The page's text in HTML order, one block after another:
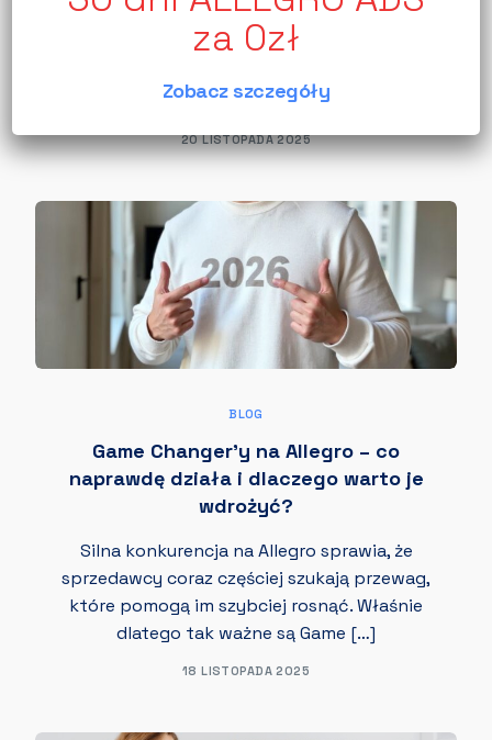
W gąszczu ponad 200 milionów ofert na
Allegro, przebicie się ze swoim produktem do
Wyróżnienia Allegro to jedno […]
20 LISTOPADA 2025
BLOG
Game Changer’y na Allegro – co
naprawdę działa i dlaczego warto je
wdrożyć?
Silna konkurencja na Allegro sprawia, że
sprzedawcy coraz częściej szukają przewag,
które pomogą im szybciej rosnąć. Właśnie
dlatego tak ważne są Game […]
18 LISTOPADA 2025
Zobacz szczegóły